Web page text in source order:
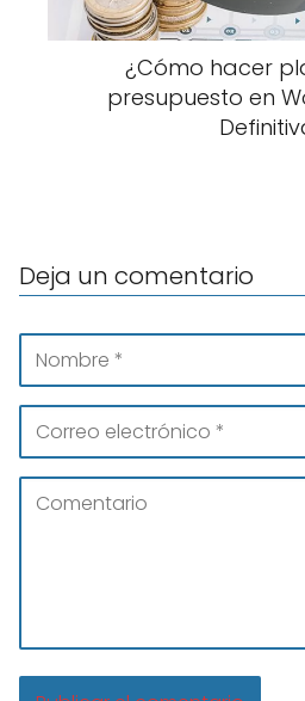
¿Cómo hacer
presupuesto en
Deja un comentario